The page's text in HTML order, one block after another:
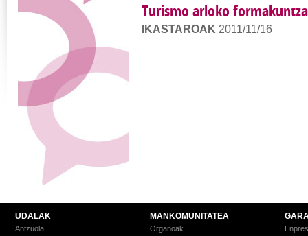
Turismo arloko
IKASTAROAK 2011/11/16
UDALAK
Antzuola
MANKOMUNITATEA
Organoak